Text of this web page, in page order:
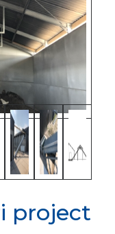
project